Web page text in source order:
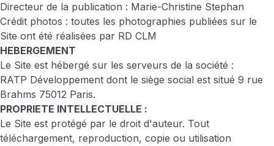
Directeur de la publication : Marie-Christine Stephan
Crédit photos : toutes les photographies publiées sur le
Site ont été réalisées par RD CLM
HEBERGEMENT
Le Site est hébergé sur les serveurs de la société :
RATP Développement dont le siège social est situé 9 rue
Brahms 75012 Paris.
PROPRIETE INTELLECTUELLE :
Le Site est protégé par le droit d'auteur. Tout
téléchargement, reproduction, copie ou utilisation